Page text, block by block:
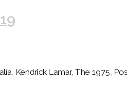
Kendrick Lamar, The 1975,